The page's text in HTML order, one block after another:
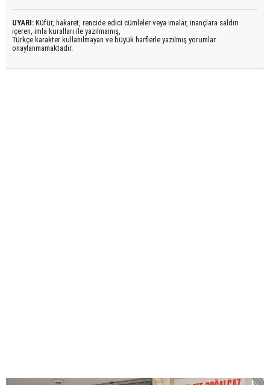
UYARI: Küfür, hakaret, rencide edici cümleler veya imalar, inançlara saldırı
içeren, imla kuralları ile yazılmamış,
Türkçe karakter kullanılmayan ve büyük harflerle yazılmış yorumlar
onaylanmamaktadır.